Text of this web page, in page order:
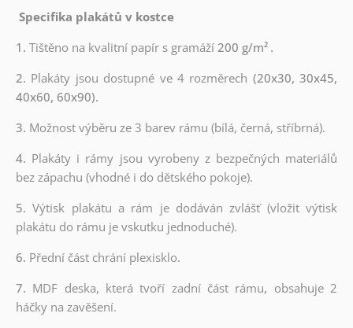
Specifika plakátů v kostce
1. Tištěno na kvalitní papír s gramáží200 g/m² .
2. Plakáty jsou dostupné ve 4 rozměrech (20x30, 30x45,
40x60, 60x90).
3. Možnost výběru ze 3 barev rámu (bílá, černá, stříbrná).
4. Plakáty i rámy jsou vyrobeny z bezpečných materiálů
bez zápachu (vhodné i do dětského pokoje).
5.Výtisk plakátu a rám je dodáván zvlášť (vložit výtisk
plakátu do rámu je vskutku jednoduché).
6. Přední část chrání plexisklo.
7. MDF deska, která tvoří zadní část rámu, obsahuje 2
háčky na zavěšení.